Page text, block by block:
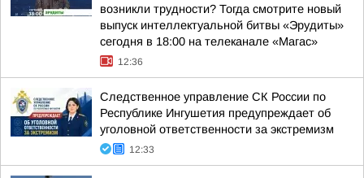
возникли трудности? Тогда смотрите новый
выпуск интеллектуальной битвы «Эрудиты»
сегодня в 18:00 на телеканале «Магас»
12:36
Следственное управление СК России по
Республике Ингушетия предупреждает об
уголовной ответственности за экстремизм
12:33